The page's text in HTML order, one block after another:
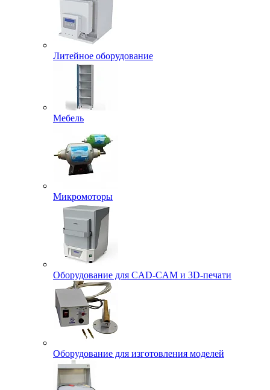
Литейное оборудование
Мебель
Микромоторы
Оборудование для CAD-CAM и 3D-печати
Оборудование для изготовления моделей